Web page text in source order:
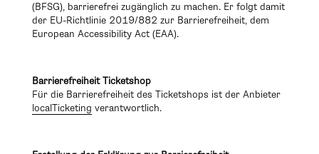
(BFSG), barrierefrei zugänglich zu machen. Er folgt damit
der EU-Richtlinie 2019/882 zur Barrierefreiheit, dem
European Accessibility Act (EAA).
Barrierefreiheit Ticketshop
Für die Barrierefreiheit des Ticketshops ist der Anbieter
localTicketing verantwortlich.